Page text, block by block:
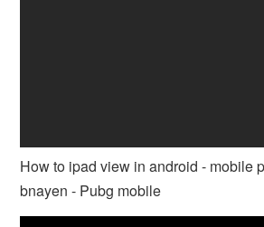
How to ipad view in android - mobile
bnayen - Pubg mobile